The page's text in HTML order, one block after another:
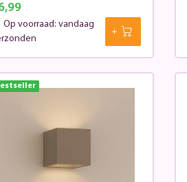
Op voorraad: vandaag